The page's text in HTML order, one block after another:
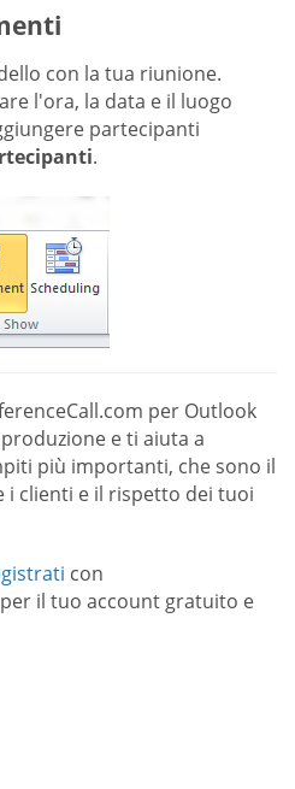
con la tua riunione.
l'ora, la data e il luogo
partecipanti
.
per Outlook
e ti aiuta a
più importanti, che sono il
clienti e il rispetto dei tuoi
con
il tuo account gratuito e